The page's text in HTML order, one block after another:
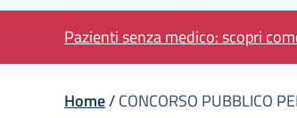
Pazienti senza medico: scopri
Home/CONCORSO PUBBLICO